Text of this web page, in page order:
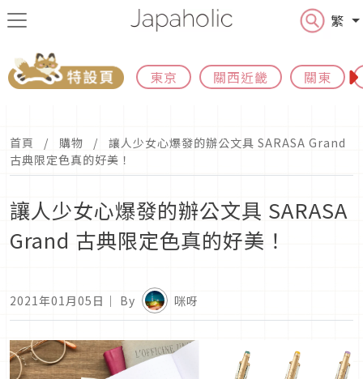
繁
東京 關西近畿 關東
首頁 購物
讓人少女心爆發的辦公文具 SARASA Grand
古典限定色真的好美！
讓人少女心爆發的辦公文具 SARASA
Grand 古典限定色真的好美！
2021年01月05日 ｜ By 咪呀